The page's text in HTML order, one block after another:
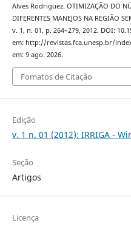
Alves Rodriguez. OTIMIZAÇÃO DO
DIFERENTES MANEJOS NA REGIÃO
v. 1, n. 01, p. 264–279, 2012. DOI:
em: http://revistas.fca.unesp.br/
em: 9 ago. 2026.
Fomatos de Citação
Edição
v. 1 n. 01 (2012): IRRIGA -
Seção
Artigos
Licença